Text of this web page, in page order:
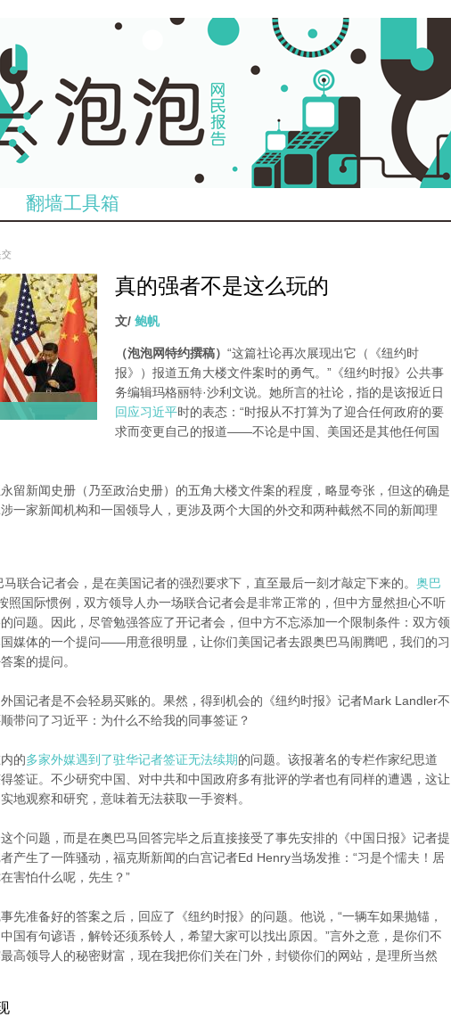
翻墙工具箱
真的强者不是这么玩的
文/ 鲍帆
（泡泡网特约撰稿） “这篇社论再次展现出它（《纽约时
报》）报道五角大楼文件案时的勇气。”《纽约时报》公共事
务编辑玛格丽特·沙利文说。她所言的社论，指的是该报近日
回应习近平时的表态：“时报从不打算为了迎合任何政府的要
求而变更自己的报道——不论是中国、美国还是其他任何国
留新闻史册（乃至政治史册）的五角大楼文件案的程度，略显夸张，但这的确是
一家新闻机构和一国领导人，更涉及两个大国的外交和两种截然不同的新闻理
联合记者会，是在美国记者的强烈要求下，直至最后一刻才敲定下来的。 奥巴
照国际惯例，双方领导人办一场联合记者会是非常正常的，但中方显然担心不听
问题。因此，尽管勉强答应了开记者会，但中方不忘添加一个限制条件：双方领
媒体的一个提问——用意很明显，让你们美国记者去跟奥巴马闹腾吧，我们的习
案的提问。
国记者是不会轻易买账的。果然，得到机会的《纽约时报》记者Mark Landler不
带问了习近平：为什么不给我的同事签证？
的多家外媒遇到了驻华记者签证无法续期的问题。该报著名的专栏作家纪思道
签证。不少研究中国、对中共和中国政府多有批评的学者也有同样的遭遇，这让
地观察和研究，意味着无法获取一手资料。
个问题，而是在奥巴马回答完毕之后直接接受了事先安排的《中国日报》记者提
产生了一阵骚动，福克斯新闻的白宫记者Ed Henry当场发推：“习是个懦夫！居
害怕什么呢，先生？”
先准备好的答案之后，回应了《纽约时报》的问题。他说，“一辆车如果抛锚，
国有句谚语，解铃还须系铃人，希望大家可以找出原因。”言外之意，是你们不
高领导人的秘密财富，现在我把你们关在门外，封锁你们的网站，是理所当然